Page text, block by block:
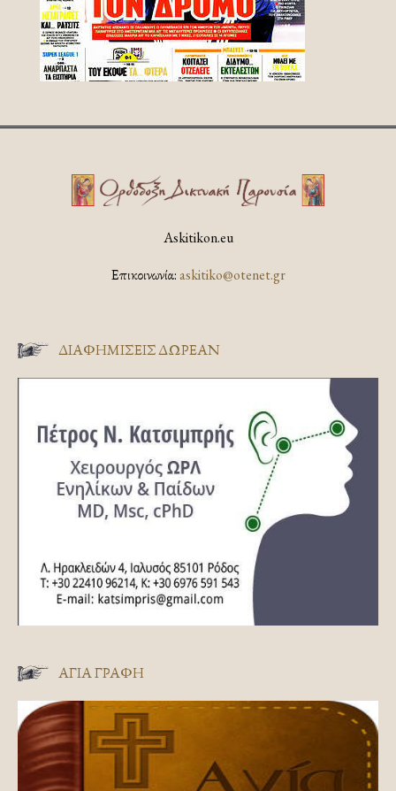
Askitikon.eu
Επικοινωνία:askitiko@otenet.gr
ΔΙΑΦΗΜΊΣΕΙΣ ΔΩΡΕΆΝ
ΑΓΊΑ ΓΡΑΦΉ